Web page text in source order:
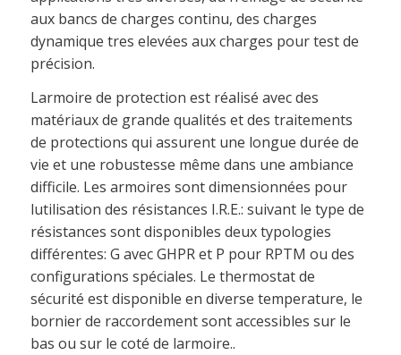
aux bancs de charges continu, des charges
dynamique tres elevées aux charges pour test de
précision.
Larmoire de protection est réalisé avec des
matériaux de grande qualités et des traitements
de protections qui assurent une longue durée de
vie et une robustesse même dans une ambiance
difficile. Les armoires sont dimensionnées pour
lutilisation des résistances I.R.E.: suivant le type de
résistances sont disponibles deux typologies
différentes: G avec GHPR et P pour RPTM ou des
configurations spéciales. Le thermostat de
sécurité est disponible en diverse temperature, le
bornier de raccordement sont accessibles sur le
bas ou sur le coté de larmoire..